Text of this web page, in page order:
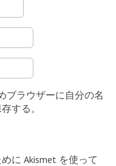
ブラウザーに自分の名
する。
に Akismet を使って